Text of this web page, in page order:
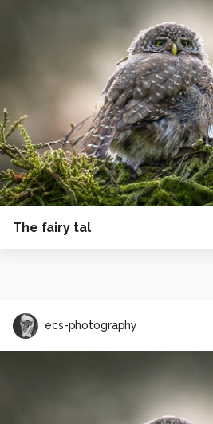
The fairy tal
ecs-photography